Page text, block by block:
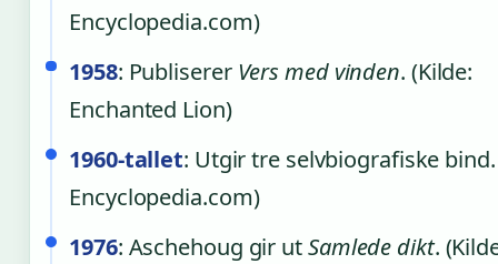
Encyclopedia.com)
1958: Publiserer Vers med vinden. (Kilde:
Enchanted Lion)
1960-tallet: Utgir tre selvbiografiske
Encyclopedia.com)
1976: Aschehoug gir utSamlede dikt.